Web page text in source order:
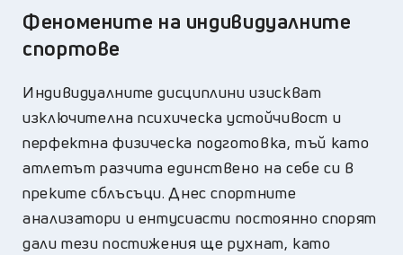
Феномените на индивидуалните
спортове
Индивидуалните дисциплини изискват
изключителна психическа устойчивост и
перфектна физическа подготовка, тъй като
атлетът разчита единствено на себе си в
преките сблъсъци. Днес спортните
анализатори и ентусиасти постоянно спорят
дали тези постижения ще рухнат, като